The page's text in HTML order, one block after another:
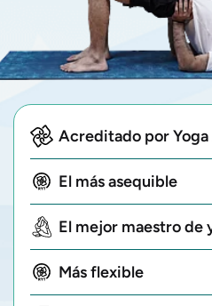
Acreditado por
El más asequible
El mejor maestro de
Más flexible